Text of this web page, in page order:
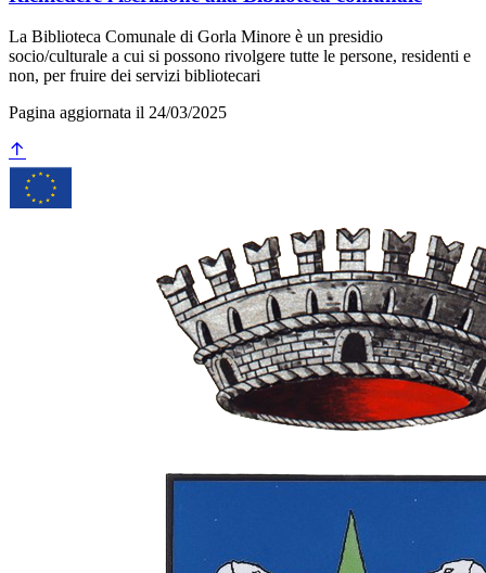
La Biblioteca Comunale di Gorla Minore è un presidio
socio/culturale a cui si possono rivolgere tutte le persone, residenti e
non, per fruire dei servizi bibliotecari
Pagina aggiornata il 24/03/2025